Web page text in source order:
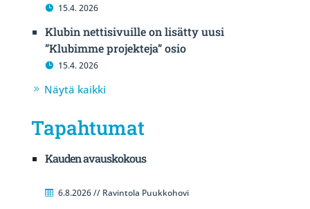
15.4. 2026
Klubin nettisivuille on lisätty uusi
”Klubimme projekteja” osio
15.4. 2026
Näytä kaikki
Tapahtumat
Kauden avauskokous
6.8.2026 // Ravintola Puukkohovi